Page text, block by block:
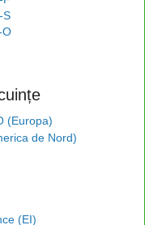
S
O
(Europa)
de Nord)
(EI)